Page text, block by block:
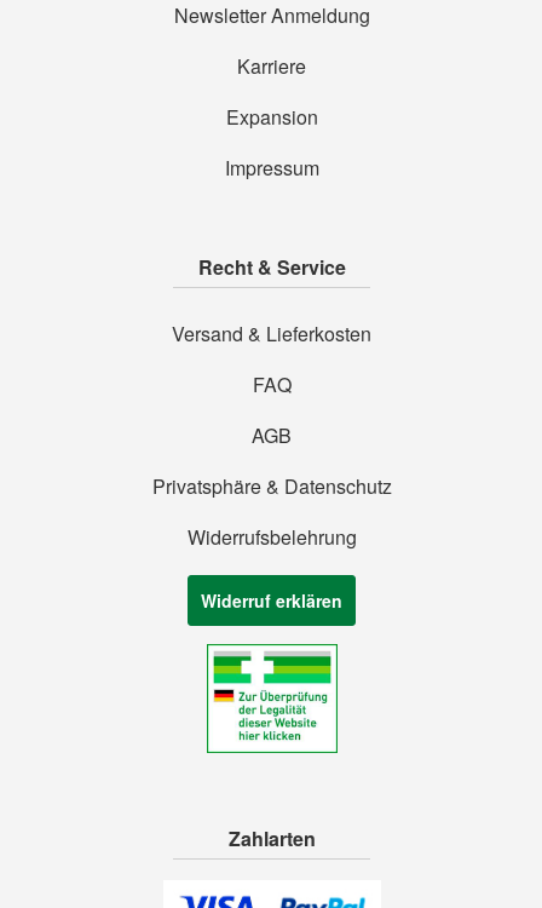
Newsletter Anmeldung
Karriere
Expansion
Impressum
Recht & Service
Versand & Lieferkosten
FAQ
AGB
Privatsphäre & Datenschutz
Widerrufsbelehrung
Widerruf erklären
Zahlarten